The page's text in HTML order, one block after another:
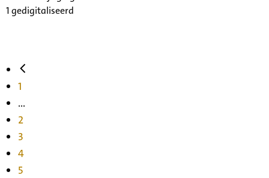
1 gedigitaliseerd
1
...
2
3
4
5